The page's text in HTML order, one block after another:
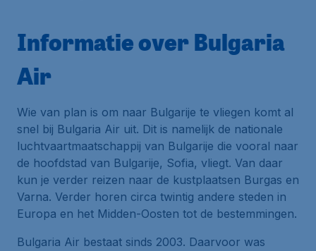
Informatie over Bulgaria
Air
Wie van plan is om naar Bulgarije te vliegen komt al
snel bij Bulgaria Air uit. Dit is namelijk de nationale
luchtvaartmaatschappij van Bulgarije die vooral naar
de hoofdstad van Bulgarije, Sofia, vliegt. Van daar
kun je verder reizen naar de kustplaatsen Burgas en
Varna. Verder horen circa twintig andere steden in
Europa en het Midden-Oosten tot de bestemmingen.
Bulgaria Air bestaat sinds 2003. Daarvoor was